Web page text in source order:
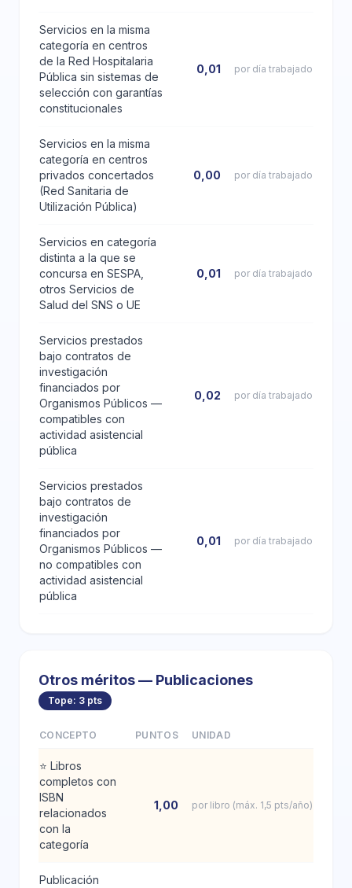
Servicios en la misma
categoría en centros
de la Red Hospitalaria
Pública sin sistemas de
selección con garantías
constitucionales
0,01 por día trabajado
Servicios en la misma
categoría en centros
privados concertados
(Red Sanitaria de
Utilización Pública)
0,00 por día trabajado
Servicios en categoría
distinta a la que se
concursa en SESPA,
otros Servicios de
Salud del SNS o UE
0,01 por día trabajado
Servicios prestados
bajo contratos de
investigación
financiados por
Organismos Públicos —
compatibles con
actividad asistencial
pública
0,02 por día trabajado
Servicios prestados
bajo contratos de
investigación
financiados por
Organismos Públicos —
no compatibles con
actividad asistencial
pública
0,01 por día trabajado
Otros méritos — Publicaciones
Tope: 3 pts
CONCEPTO PUNTOS UNIDAD
⭐ Libros
completos con
ISBN
relacionados
con la
categoría
1,00 por libro (máx. 1,5 pts/año)
Publicación